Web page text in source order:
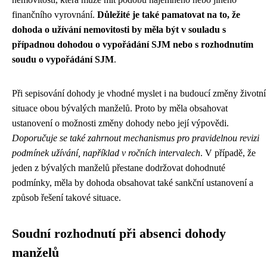
finančního vyrovnání. Důležité je také pamatovat na to, že
dohoda o užívání nemovitosti by měla být v souladu s
případnou dohodou o vypořádání SJM nebo s rozhodnutím
soudu o vypořádání SJM.
Při sepisování dohody je vhodné myslet i na budoucí změny životní
situace obou bývalých manželů. Proto by měla obsahovat
ustanovení o možnosti změny dohody nebo její výpovědi.
Doporučuje se také zahrnout mechanismus pro pravidelnou revizi
podmínek užívání, například v ročních intervalech. V případě, že
jeden z bývalých manželů přestane dodržovat dohodnuté
podmínky, měla by dohoda obsahovat také sankční ustanovení a
způsob řešení takové situace.
Soudní rozhodnutí při absenci dohody
manželů